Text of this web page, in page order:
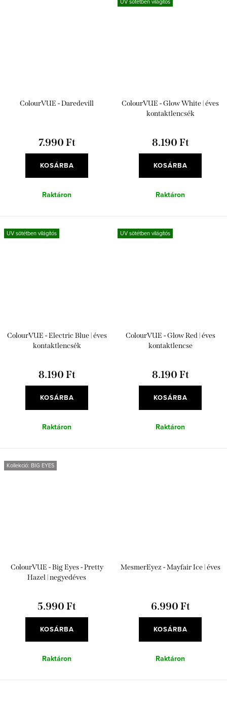
ColourVUE - Daredevill
7.990 Ft
KOSÁRBA
Raktáron
ColourVUE - Glow White | éves
kontaktlencsék
8.190 Ft
KOSÁRBA
Raktáron
UV sötétben világítós
ColourVUE - Electric Blue | éves
kontaktlencsék
8.190 Ft
KOSÁRBA
Raktáron
UV sötétben világítós
ColourVUE - Glow Red | éves
kontaktlencse
8.190 Ft
KOSÁRBA
Raktáron
Kollekció: BIG EYES
ColourVUE - Big Eyes - Pretty
Hazel | negyedéves
5.990 Ft
KOSÁRBA
Raktáron
MesmerEyez - Mayfair Ice | éves
6.990 Ft
KOSÁRBA
Raktáron